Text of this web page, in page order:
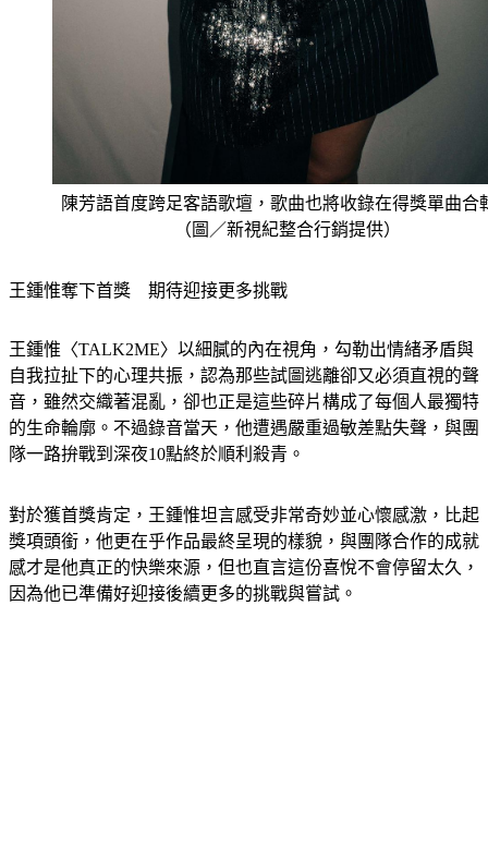
陳芳語首度跨足客語歌壇，歌曲也將收錄在得獎單曲合
（圖／新視紀整合行銷提供）
王鍾惟奪下首獎　期待迎接更多挑戰
王鍾惟〈TALK2ME〉以細膩的內在視角，勾勒出情緒矛盾與
自我拉扯下的心理共振，認為那些試圖逃離卻又必須直視的聲
音，雖然交織著混亂，卻也正是這些碎片構成了每個人最獨特
的生命輪廓。不過錄音當天，他遭遇嚴重過敏差點失聲，與團
隊一路拚戰到深夜10點終於順利殺青。
對於獲首獎肯定，王鍾惟坦言感受非常奇妙並心懷感激，比起
獎項頭銜，他更在乎作品最終呈現的樣貌，與團隊合作的成就
感才是他真正的快樂來源，但也直言這份喜悅不會停留太久，
因為他已準備好迎接後續更多的挑戰與嘗試。